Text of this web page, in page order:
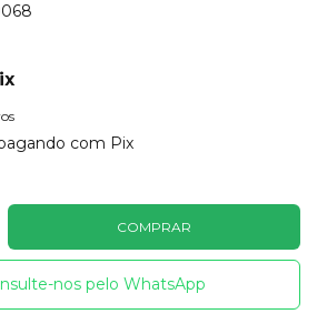
com Pix
nos pelo WhatsApp